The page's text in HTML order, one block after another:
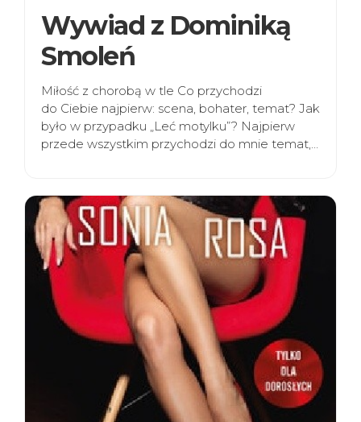
Wywiad z Dominiką
Smoleń
Miłość z chorobą w tle Co przychodzi
do Ciebie najpierw: scena, bohater, temat? Jak
było w przypadku „Leć motylku”? Najpierw
przede wszystkim przychodzi do mnie temat,…